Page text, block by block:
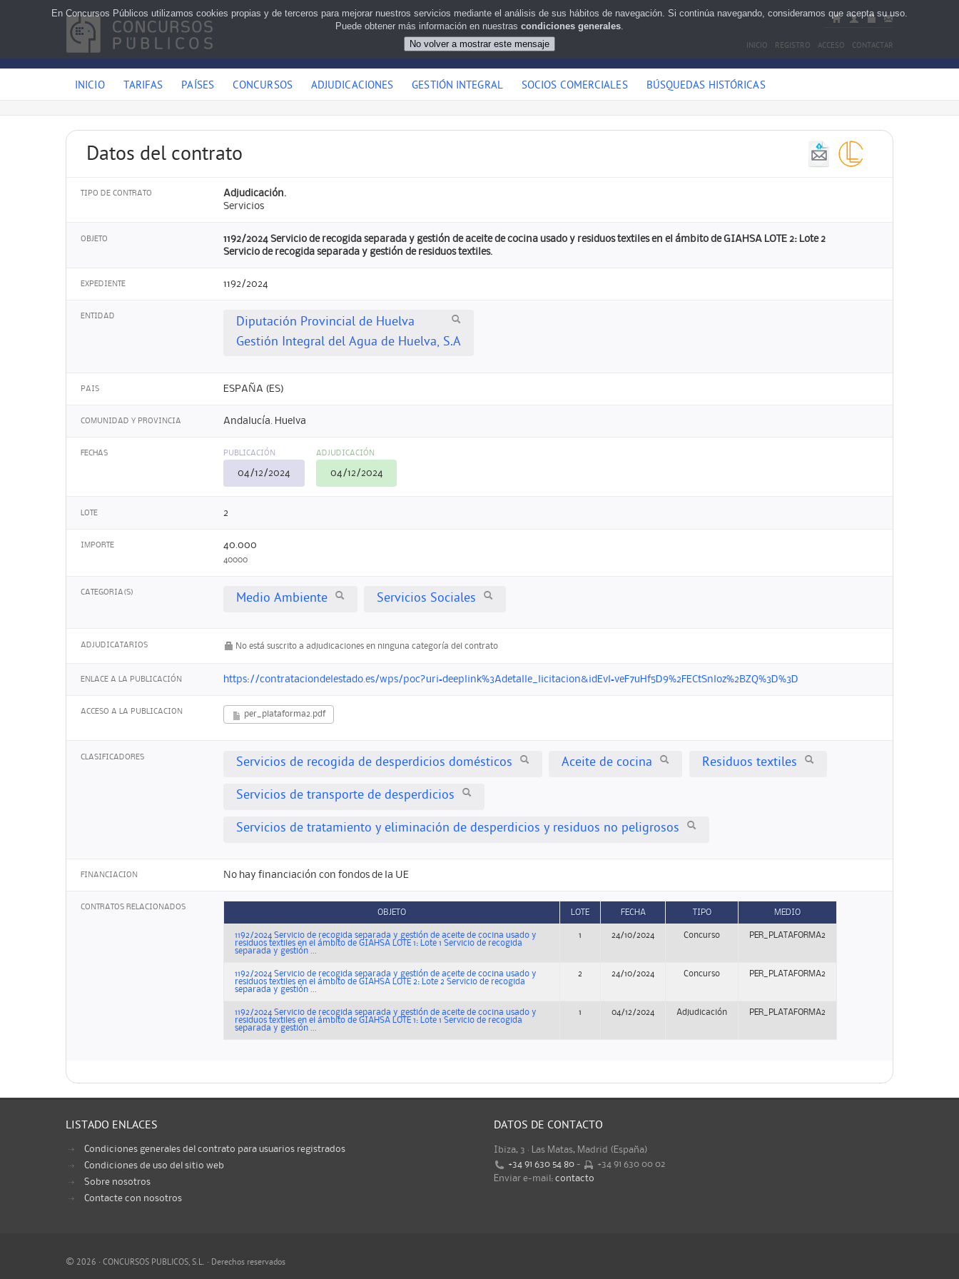
INICIO REGISTRO ACCESO CONTACTAR
INICIO TARIFAS PAÍSES CONCURSOS ADJUDICACIONES GESTIÓN INTEGRAL SOCIOS COMERCIALES BÚSQUEDAS HISTÓRICAS
Datos del contrato
TIPO DE CONTRATO
Adjudicación.
Servicios
OBJETO
1192/2024 Servicio de recogida separada y gestión de aceite de cocina usado y residuos textiles en el ámbito de GIAHSA LOTE 2: Lote 2
Servicio de recogida separada y gestión de residuos textiles.
EXPEDIENTE 1192/2024
ENTIDAD
Diputación Provincial de Huelva
Gestión Integral del Agua de Huelva, S.A
PAIS ESPAÑA (ES)
COMUNIDAD Y PROVINCIA Andalucía. Huelva
FECHAS PUBLICACIÓN
04/12/2024
ADJUDICACIÓN
04/12/2024
LOTE 2
IMPORTE 40.000
40000
CATEGORIA(S) Medio Ambiente Servicios Sociales
ADJUDICATARIOS No está suscrito a adjudicaciones en ninguna categoría del contrato
ENLACE A LA PUBLICACIÓN https://contrataciondelestado.es/wps/poc?uri=deeplink%3Adetalle_licitacion&idEvl=veF7uHf5D9%2FECtSnloz%2BZQ%3D%3D
ACCESO A LA PUBLICACION per_plataforma2.pdf
CLASIFICADORES Servicios de recogida de desperdicios domésticos Aceite de cocina Residuos textiles
Servicios de transporte de desperdicios
Servicios de tratamiento y eliminación de desperdicios y residuos no peligrosos
FINANCIACION No hay financiación con fondos de la UE
CONTRATOS RELACIONADOS
OBJETO LOTE FECHA TIPO MEDIO
1192/2024 Servicio de recogida separada y gestión de aceite de cocina usado y
residuos textiles en el ámbito de GIAHSA LOTE 1: Lote 1 Servicio de recogida
separada y gestión ...
1 24/10/2024 Concurso PER_PLATAFORMA2
1192/2024 Servicio de recogida separada y gestión de aceite de cocina usado y
residuos textiles en el ámbito de GIAHSA LOTE 2: Lote 2 Servicio de recogida
separada y gestión ...
2 24/10/2024 Concurso PER_PLATAFORMA2
1192/2024 Servicio de recogida separada y gestión de aceite de cocina usado y
residuos textiles en el ámbito de GIAHSA LOTE 1: Lote 1 Servicio de recogida
separada y gestión ...
1 04/12/2024 Adjudicación PER_PLATAFORMA2
LISTADO ENLACES
Condiciones generales del contrato para usuarios registrados
Condiciones de uso del sitio web
Sobre nosotros
Contacte con nosotros
DATOS DE CONTACTO
Ibiza, 3 · Las Matas, Madrid (España)
+34 91 630 54 80 -
+34 91 630 00 02
Enviar e-mail: contacto
© 2026 · CONCURSOS PUBLICOS, S.L. · Derechos reservados
En Concursos Públicos utilizamos cookies propias y de terceros para mejorar nuestros servicios mediante el análisis de sus hábitos de navegación. Si continúa navegando, consideramos que acepta su uso.
Puede obtener más información en nuestras condiciones generales.